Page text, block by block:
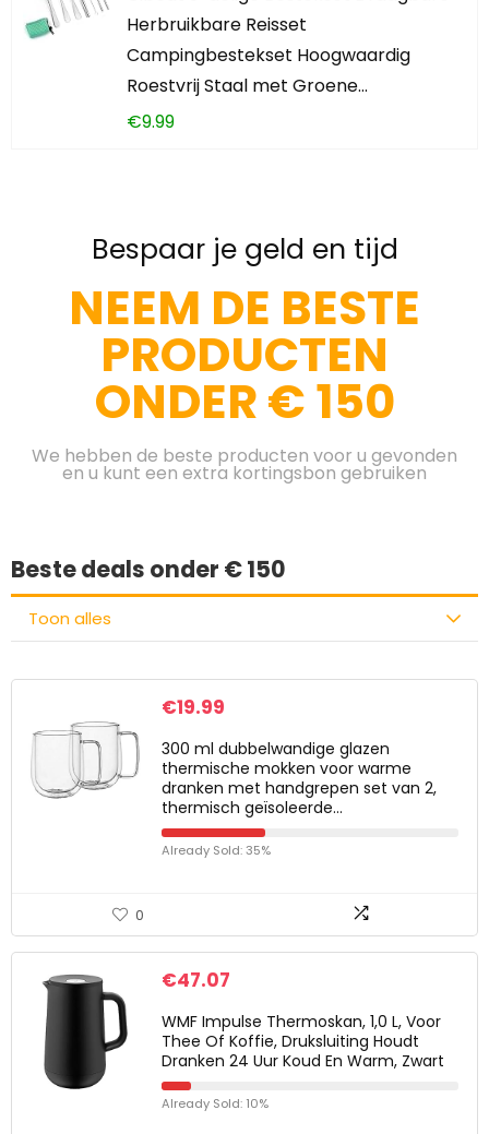
Herbruikbare Reisset
Campingbestekset Hoogwaardig
Roestvrij Staal met Groene…
€9.99
Bespaar je geld en tijd
NEEM DE BESTE
PRODUCTEN
ONDER € 150
We hebben de beste producten voor u gevonden
en u kunt een extra kortingsbon gebruiken
Beste deals onder € 150
Toon alles
€19.99
300 ml dubbelwandige glazen
thermische mokken voor warme
dranken met handgrepen set van 2,
thermisch geïsoleerde…
Already Sold: 35%
0
€47.07
WMF Impulse Thermoskan, 1,0 L, Voor
Thee Of Koffie, Druksluiting Houdt
Dranken 24 Uur Koud En Warm, Zwart
Already Sold: 10%